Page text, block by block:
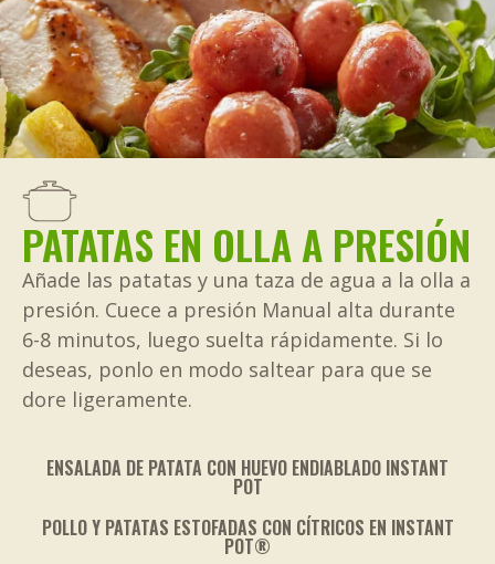
PATATAS EN OLLA A PRESIÓN
Añade las patatas y una taza de agua a la olla a
presión. Cuece a presión Manual alta durante
6-8 minutos, luego suelta rápidamente. Si lo
deseas, ponlo en modo saltear para que se
dore ligeramente.
ENSALADA DE PATATA CON HUEVO ENDIABLADO INSTANT
POT
POLLO Y PATATAS ESTOFADAS CON CÍTRICOS EN INSTANT
POT®